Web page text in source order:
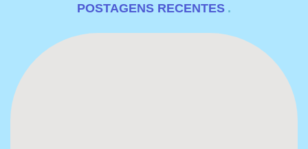
POSTAGENS RECENTES